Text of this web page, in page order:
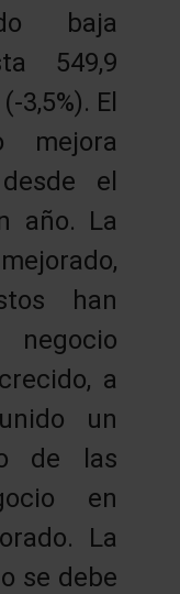
baja
549,9
3,5%). El
mejora
el
año. La
han
a
un
de las
en
La
se debe